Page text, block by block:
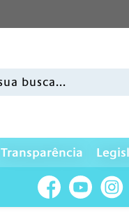
Transparência